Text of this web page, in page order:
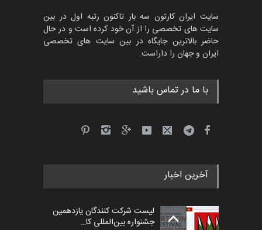
پنجمین مسابقۀ بین‌المللی
کارتون CARTUNION ، …
مهلت
مهلت
مهلت 5 ماه دیگر
سایت ایران کارتون سه بار تاکنون رتبه اول در بین
سایت های تخصصی را از آن خود کرده است و در حال
حاضر بالاترین جایگاه در بین سایت های تخصصی
ایران و جهان را داراست.
با ما در تماس باشید
آخرین اخبار
لیست شرکت کنندگان یازدهمین
جشنواره بین‌المللی کا…